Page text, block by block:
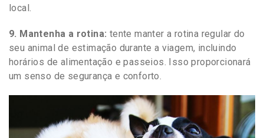
local.
9. Mantenha a rotina: tente manter a rotina regular do
seu animal de estimação durante a viagem, incluindo
horários de alimentação e passeios. Isso proporcionará
um senso de segurança e conforto.